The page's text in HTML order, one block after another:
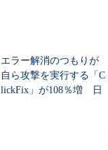
エラー解消のつもりが
自ら攻撃を実行する「C
lickFix」が108％増 日